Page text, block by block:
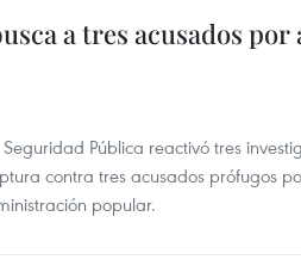
a tres acusados
Pública reactivó tres
contra tres acusados prófugos
popular.